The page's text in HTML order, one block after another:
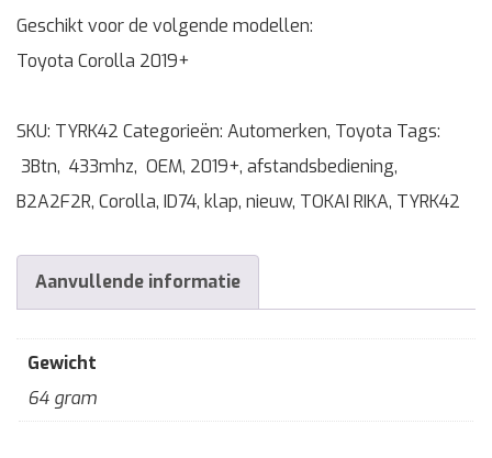
Geschikt voor de volgende modellen:
Toyota Corolla 2019+
SKU: TYRK42 Categorieën: Automerken, Toyota Tags:
3Btn, 433mhz, OEM, 2019+, afstandsbediening,
B2A2F2R, Corolla, ID74, klap, nieuw, TOKAI RIKA, TYRK42
Aanvullende informatie
Gewicht
64 gram